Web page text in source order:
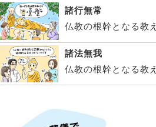
諸行無常
仏教の根幹となる教え
諸法無我
仏教の根幹となる教え